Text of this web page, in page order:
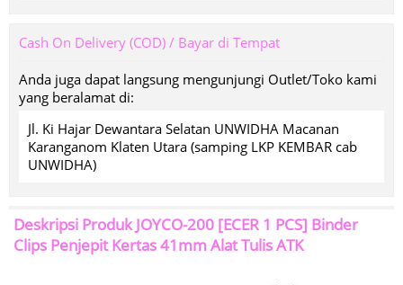
Cash On Delivery (COD) / Bayar di Tempat
Anda juga dapat langsung mengunjungi Outlet/Toko kami
yang beralamat di:
Jl. Ki Hajar Dewantara Selatan UNWIDHA Macanan
Karanganom Klaten Utara (samping LKP KEMBAR cab
UNWIDHA)
Deskripsi ProdukJOYCO-200 [ECER 1 PCS] Binder
Clips Penjepit Kertas 41mm Alat Tulis ATK